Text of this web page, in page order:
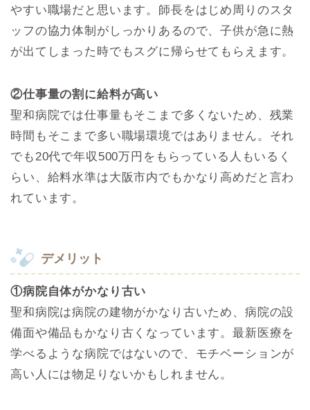
やすい職場だと思います。師長をはじめ周りのスタ
ッフの協力体制がしっかりあるので、子供が急に熱
が出てしまった時でもスグに帰らせてもらえます。
②仕事量の割に給料が高い
聖和病院では仕事量もそこまで多くないため、残業
時間もそこまで多い職場環境ではありません。それ
でも20代で年収500万円をもらっている人もいるく
らい、給料水準は大阪市内でもかなり高めだと言わ
れています。
デメリット
①病院自体がかなり古い
聖和病院は病院の建物がかなり古いため、病院の設
備面や備品もかなり古くなっています。最新医療を
学べるような病院ではないので、モチベーションが
高い人には物足りないかもしれません。